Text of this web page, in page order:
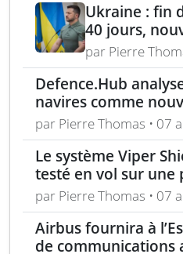
Ukraine : fin
40 jours,
contre
élimination
Moscou
par Pierre
Defence.Hub
navires comme
système MACS
par Pierre Thomas • 07
Le système Viper
testé en vol sur une
Edwards AFB
par Pierre Thomas • 07
Airbus fournira à
de communications